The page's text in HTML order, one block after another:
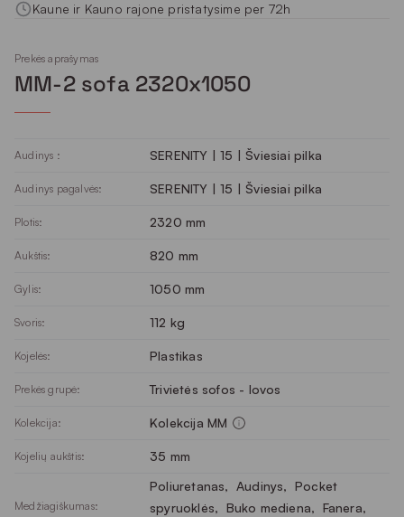
Kaune ir Kauno rajone pristatysime per 72h
Prekės aprašymas
MM-2 sofa 2320x1050
Audinys : SERENITY | 15 | Šviesiai pilka
Audinys pagalvės: SERENITY | 15 | Šviesiai pilka
Plotis: 2320 mm
Aukštis: 820 mm
Gylis: 1050 mm
Svoris: 112 kg
Kojelės: Plastikas
Prekės grupė: Trivietės sofos - lovos
Kolekcija: Kolekcija MM
Kojelių aukštis: 35 mm
Medžiagiškumas:
Poliuretanas, Audinys, Pocket
spyruoklės, Buko mediena, Fanera,